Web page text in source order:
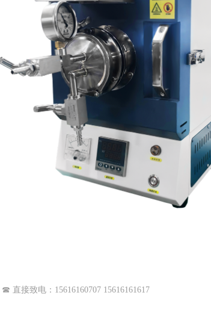
☎ 直接致电：15616160707 15616161617